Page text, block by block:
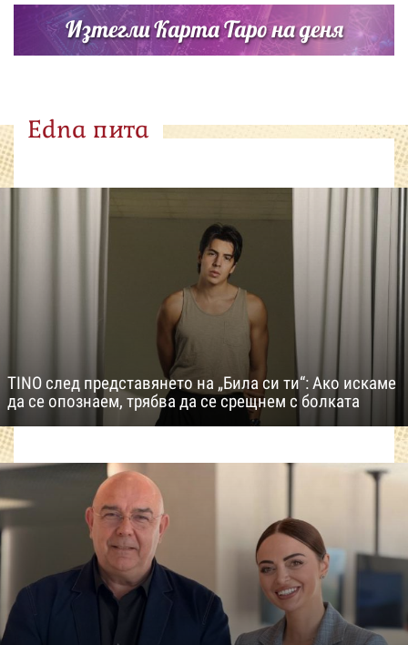
Изтегли Карта Таро на деня
Edna пита
TINO след представянето на „Била си ти“: Ако искаме
да се опознаем, трябва да се срещнем с болката